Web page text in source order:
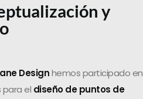
y
Designhemos participado en
el diseño de puntos de